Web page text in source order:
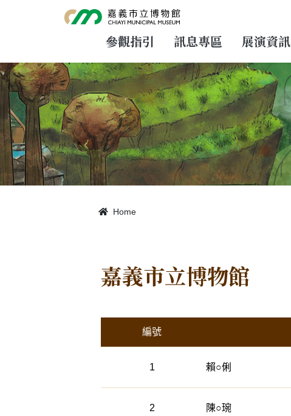
參觀指引 訊息專區 展演資訊
Home
嘉義市立博物館
編號
1 賴○俐
2 陳○琬